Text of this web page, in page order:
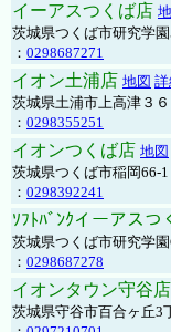
イーアスつくば店
茨城県つくば市研究学園
： 0298687271
イオン土浦店 地図 詳
茨城県土浦市上高津３
： 0298355251
イオンつくば店 地図
茨城県つくば市稲岡
： 0298392241
ｿﾌﾄﾊﾞﾝｸイーアスつ
茨城県つくば市研究学
： 0298687278
イオンタウン守谷店
茨城県守谷市百合ヶ丘3